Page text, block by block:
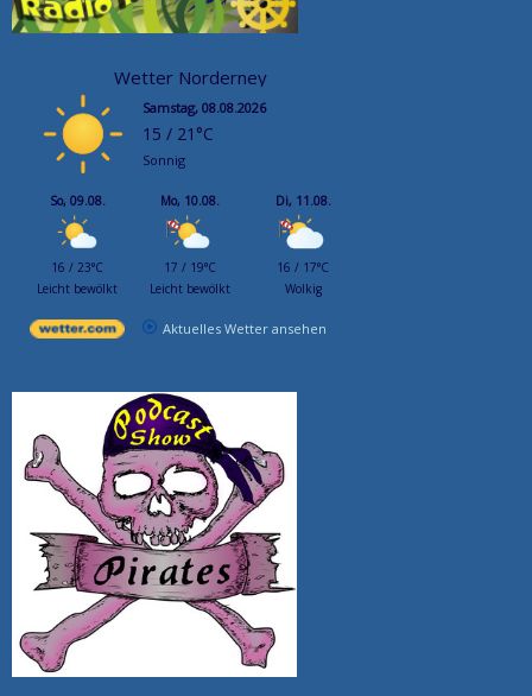
Wetter Norderney
Samstag, 08.08.2026
15 / 21°C
Sonnig
So, 09.08.
16 / 23°C
Leicht bewölkt
Mo, 10.08.
17 / 19°C
Leicht bewölkt
Di, 11.08.
16 / 17°C
Wolkig
Aktuelles Wetter ansehen